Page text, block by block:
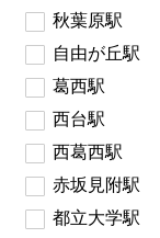
秋葉原駅
自由が丘駅
葛西駅
西台駅
西葛西駅
赤坂見附駅
都立大学駅